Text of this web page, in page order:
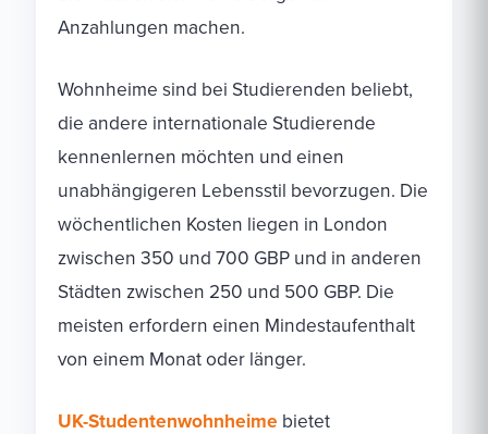
Anzahlungen machen.
Wohnheime sind bei Studierenden beliebt,
die andere internationale Studierende
kennenlernen möchten und einen
unabhängigeren Lebensstil bevorzugen. Die
wöchentlichen Kosten liegen in London
zwischen 350 und 700 GBP und in anderen
Städten zwischen 250 und 500 GBP. Die
meisten erfordern einen Mindestaufenthalt
von einem Monat oder länger.
UK-Studentenwohnheime bietet